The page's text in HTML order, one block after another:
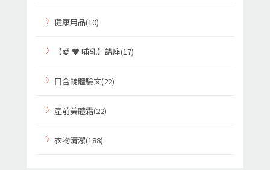
健康用品(10)
【愛 ♥ 哺乳】講座(17)
口含錠體驗文(22)
產前美體霜(22)
衣物清潔(188)